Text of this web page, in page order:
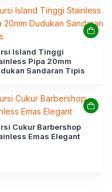
Island Tinggi
Pipa 20mm
Sandaran Tipis
Cukur Barbershop
Emas Elegant